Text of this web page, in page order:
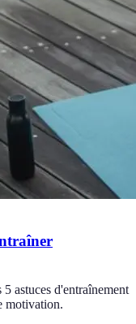
astuces d'entraînement
motivation.